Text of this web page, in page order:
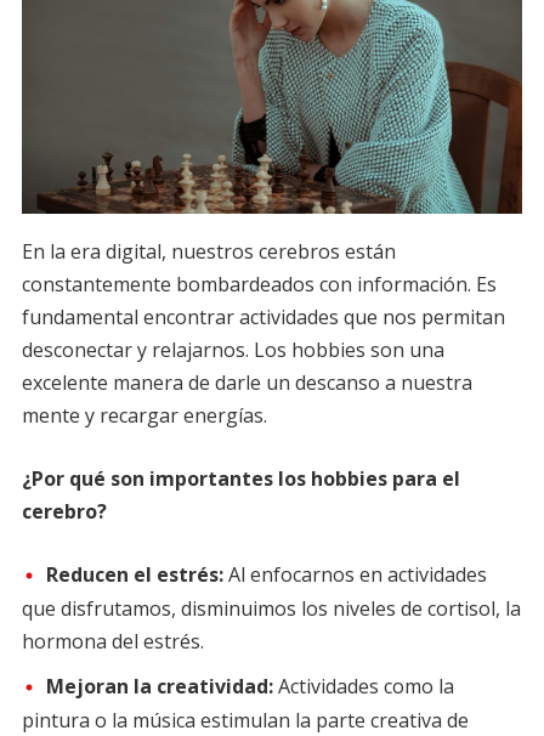
En la era digital, nuestros cerebros están
constantemente bombardeados con información. Es
fundamental encontrar actividades que nos permitan
desconectar y relajarnos. Los hobbies son una
excelente manera de darle un descanso a nuestra
mente y recargar energías.
¿Por qué son importantes los hobbies para el
cerebro?
Reducen el estrés:Al enfocarnos en actividades
que disfrutamos, disminuimos los niveles de cortisol, la
hormona del estrés.
Mejoran la creatividad:Actividades como la
pintura o la música estimulan la parte creativa de